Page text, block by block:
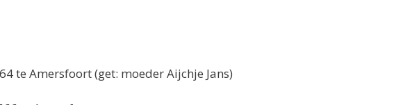
te Amersfoort (get: moeder Aijchje Jans)